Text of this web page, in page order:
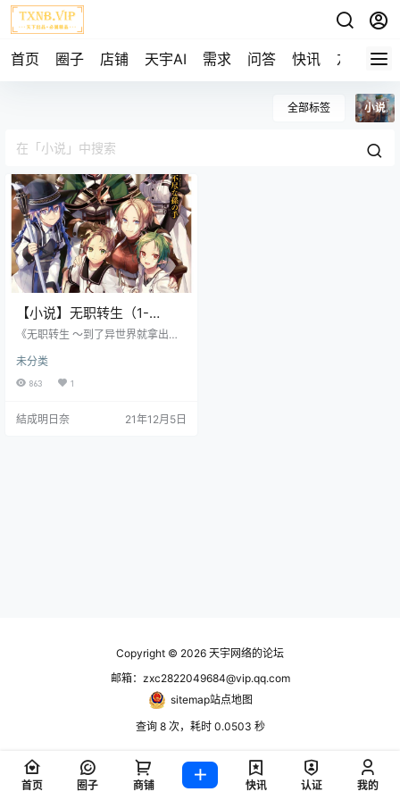
首页 圈子 店铺 天宇AI 需求 问答 快讯 友链
全部标签 小说
【小说】无职转生（1-
20+web）
《无职转生 ～到了异世界就拿出真
人著作，插画家白鹰负责插画的轻
小说。
未分类
863 1
結成明日奈 21年12月5日
Copyright © 2026 天宇网络的论坛
邮箱：zxc2822049684@vip.qq.com
sitemap站点地图
查询 8 次，耗时 0.0503 秒
首页 圈子 商铺 快讯 认证 我的